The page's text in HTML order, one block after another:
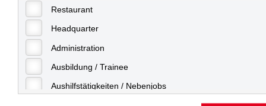
Frankfurt
Frankfurt am Main
Freiburg
Fulda
Göppingen
Restaurant
Headquarter
Administration
Ausbildung / Trainee
Aushilfstätigkeiten / Nebenjobs